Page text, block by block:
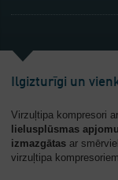
Ilgizturīgi un
Virzuļtipa kompresori
lielusplūsmas
izmazgātas ar
virzuļtipa